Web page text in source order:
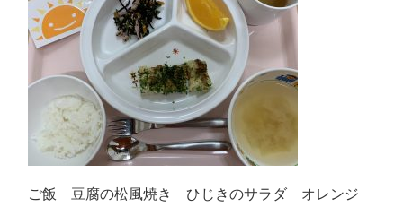
ご飯 豆腐の松風焼き ひじきのサラダ オレンジ